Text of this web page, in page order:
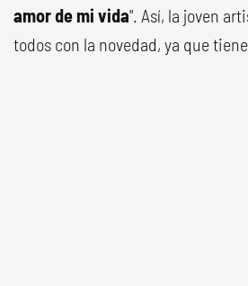
amor de mi vida". Así, la joven
todos con la novedad, ya que